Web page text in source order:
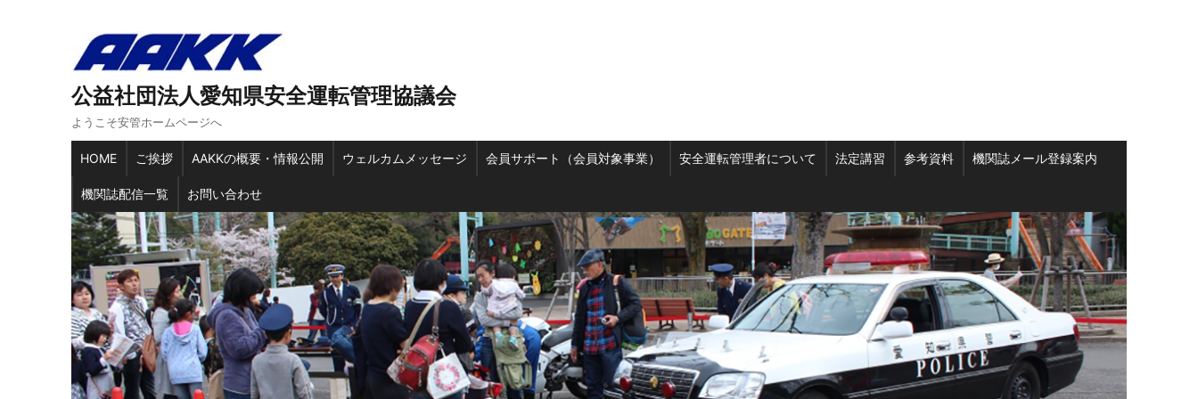
公益社団法人愛知県安全運転管理協議会
ようこそ安管ホームページへ
HOME ご挨拶 AAKKの概要・情報公開 ウェルカムメッセージ 会員サポート（会員対象事業） 安全運転管理者について 法定講習 参考資料 機関誌メール登録案内
機関誌配信一覧 お問い合わせ